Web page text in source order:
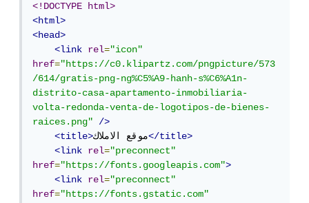
<!DOCTYPE html>
<html>
<head>
<link
rel="icon"
href="https://c0.klipartz.com/pngpicture/573
/614/gratis-png-ng%C5%A9-hanh-s%C6%A1n-
distrito-casa-apartamento-inmobiliaria-
volta-redonda-venta-de-logotipos-de-bienes-
raices.png"
/>
<title>موقع الاملاك</title>
<link
rel="preconnect"
href="https://fonts.googleapis.com">
<link
rel="preconnect"
href="https://fonts.gstatic.com"